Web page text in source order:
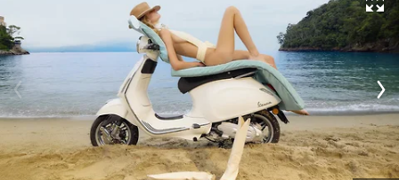
Развернуть